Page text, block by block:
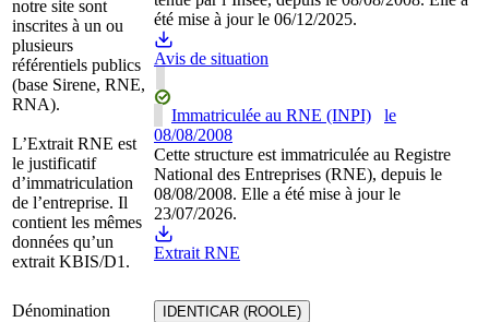
notre site sont
inscrites à un ou
plusieurs
référentiels publics
(base Sirene, RNE,
RNA).
L’Extrait RNE est
le justificatif
d’immatriculation
de l’entreprise. Il
contient les mêmes
données qu’un
extrait KBIS/D1.
été mise à jour le 06/12/2025.
Avis de situation
Immatriculée au RNE (INPI)
le
08/08/2008
Cette structure est immatriculée au Registre
National des Entreprises (RNE), depuis le
08/08/2008. Elle a été mise à jour le
23/07/2026.
Extrait RNE
Dénomination IDENTICAR (ROOLE)